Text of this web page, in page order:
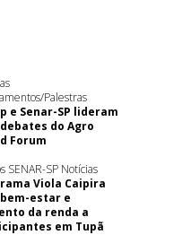
Palestras
e Senar-SP lideram
do Agro
Forum
SENAR-SP Notícias
Viola Caipira
estar e
da renda a
em Tupã